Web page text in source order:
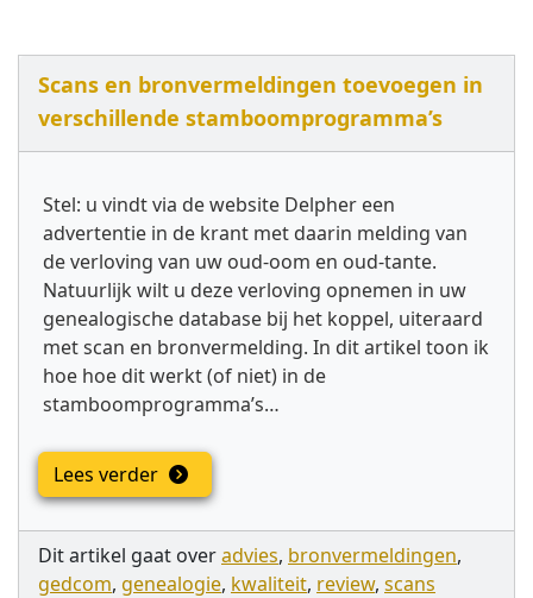
Scans en bronvermeldingen toevoegen in
verschillende stamboomprogramma’s
Stel: u vindt via de website Delpher een
advertentie in de krant met daarin melding van
de verloving van uw oud-oom en oud-tante.
Natuurlijk wilt u deze verloving opnemen in uw
genealogische database bij het koppel, uiteraard
met scan en bronvermelding. In dit artikel toon ik
hoe hoe dit werkt (of niet) in de
stamboomprogramma’s…
Lees verder
Dit artikel gaat overadvies, bronvermeldingen,
gedcom, genealogie, kwaliteit, review, scans